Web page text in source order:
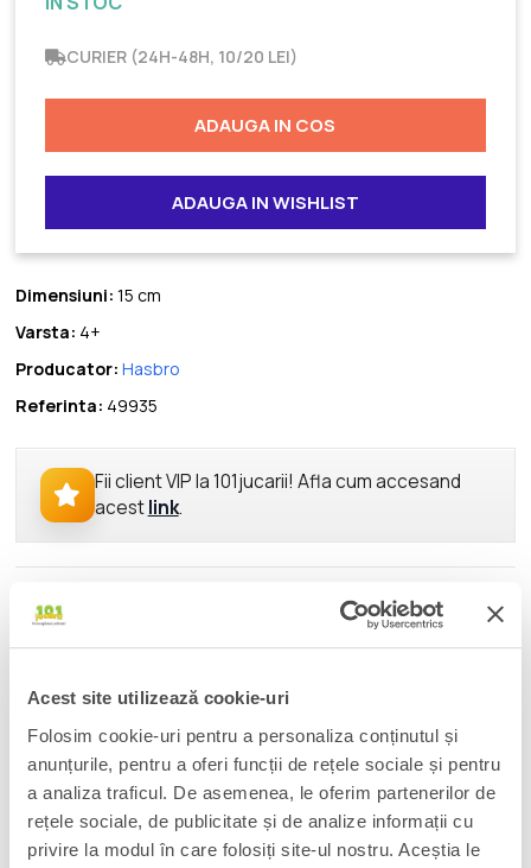
Acest site utilizează cookie-uri
Folosim cookie-uri pentru a personaliza conținutul și
anunțurile, pentru a oferi funcții de rețele sociale și pentru
a analiza traficul. De asemenea, le oferim partenerilor de
rețele sociale, de publicitate și de analize informații cu
privire la modul în care folosiți site-ul nostru. Aceștia le
CURIER (24H-48H, 10/20 LEI)
ADAUGA IN COS
ADAUGA IN WISHLIST
Dimensiuni: 15 cm
Varsta: 4+
Producator: Hasbro
Referinta: 49935
Fii client VIP la 101jucarii! Afla cum accesand
acestlink.
DESCRIERE
Bring the excitement and wonder of the Marvel Universe to
Gathering Mary Jane Watson (Iron Spider) figure and enhance
character's appearance in Marvel's Spider-Man comics this
collectible 6-inch scale Mary Jane Watson (Iron Spider) figure is
fully articulated with poseable head, arms, and legs. This
Marvel action figure set comes with 7 accessories, including
alternate masked head, 2 thwip hands, and 4 articulated Iron